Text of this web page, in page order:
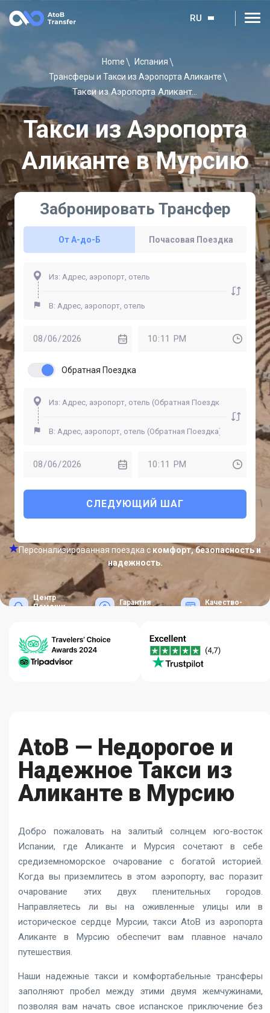
RU
Home
Испания
Трансферы и Такси из Аэропорта Аликанте
Такси из Аэропорта Аликанте в Мурсию
Такси из Аэропорта
Аликанте в Мурсию
Забронировать Трансфер
От A-до-Б Почасовая Поездка
Обратная Поездка
СЛЕДУЮЩИЙ ШАГ
Персонализированная поездка с комфорт, безопасность и
надежность.
Центр
Помощи
Гарантия
Качество-
AtoB — Недорогое и
Надежное Такси из
Аликанте в Мурсию
Добро пожаловать на залитый солнцем юго-восток
Испании, где Аликанте и Мурсия сочетают в себе
средиземноморское очарование с богатой историей.
Когда вы приземлитесь в этом аэропорту, вас поразит
очарование этих двух пленительных городов.
Направляетесь ли вы на оживленные улицы или в
историческое сердце Мурсии, такси AtoB из аэропорта
Аликанте в Мурсию обеспечит вам плавное начало
путешествия.
Наши надежные такси и комфортабельные трансферы
заполняют пробел между этими двумя жемчужинами,
позволяя вам начать свое испанское приключение без